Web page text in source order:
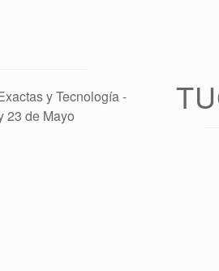
y Tecnología -
23 de Mayo